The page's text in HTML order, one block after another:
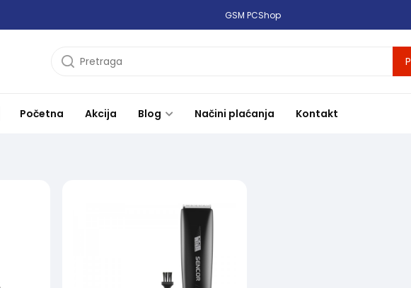
GSM PCShop
Početna Akcija Blog Načini plaćanja Kontakt